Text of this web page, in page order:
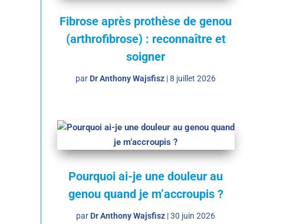
Fibrose après prothèse de genou
(arthrofibrose) : reconnaître et
soigner
par Dr Anthony Wajsfisz |8 juillet 2026
Pourquoi ai-je une douleur au
genou quand je m’accroupis ?
par Dr Anthony Wajsfisz |30 juin 2026